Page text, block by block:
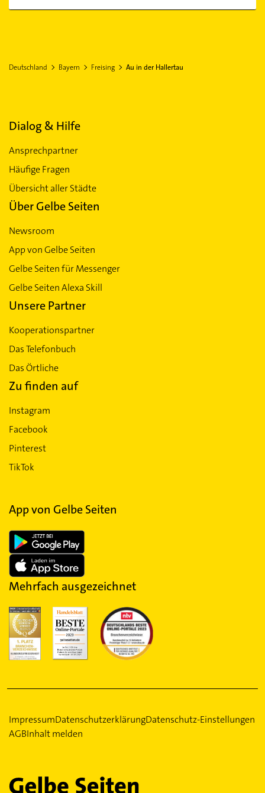
Deutschland Bayern Freising Au in der Hallertau
Dialog & Hilfe
Ansprechpartner
Häufige Fragen
Übersicht aller Städte
Über Gelbe Seiten
Newsroom
App von Gelbe Seiten
Gelbe Seiten für Messenger
Gelbe Seiten Alexa Skill
Unsere Partner
Kooperationspartner
Das Telefonbuch
Das Örtliche
Zu finden auf
Instagram
Facebook
Pinterest
TikTok
App von Gelbe Seiten
Mehrfach ausgezeichnet
ImpressumDatenschutzerklärungDatenschutz-Einstellungen
AGBInhalt melden